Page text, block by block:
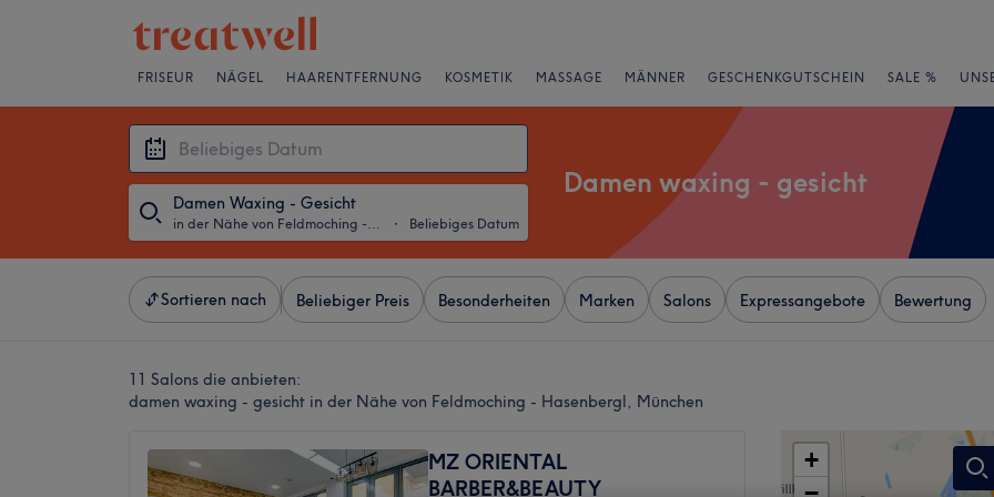
FRISEUR NÄGEL HAARENTFERNUNG KOSMETIK MASSAGE MÄNNER GESCHENKGUTSCHEIN SALE %
Damen Waxing - Gesicht
in der Nähe von Feldmoching - Hasenbergl, München ・ Beliebiges Datum
Damen waxing - gesicht
Sortieren nach Beliebiger Preis Besonderheiten Marken Salons Expressangebote Bewertung
11 Salons die anbieten:
damen waxing - gesicht in der Nähe von Feldmoching - Hasenbergl, München
MZ ORIENTAL
BARBER&BEAUTY
+